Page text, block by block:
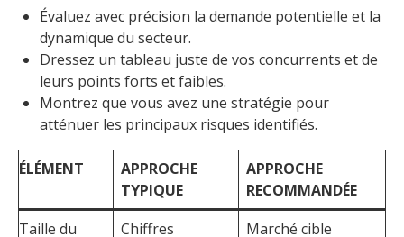
Évaluez avec précision la demande potentielle et la
dynamique du secteur.
Dressez un tableau juste de vos concurrents et de
leurs points forts et faibles.
Montrez que vous avez une stratégie pour
atténuer les principaux risques identifiés.
ÉLÉMENT
APPROCHE
TYPIQUE
APPROCHE
RECOMMANDÉE
Taille du
Chiffres Marché cible